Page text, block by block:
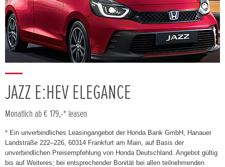
JAZZ E:HEV ELEGANCE
Monatlich ab € 179,-* leasen
* Ein unverbindliches Leasingangebot der Honda Bank GmbH, Hanauer
Landstraße 222–226, 60314 Frankfurt am Main, auf Basis der
unverbindlichen Preisempfehlung von Honda Deutschland. Angebot gültig
bis auf Weiteres; bei entsprechender Bonität bei allen teilnehmenden